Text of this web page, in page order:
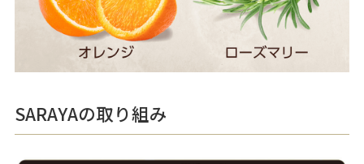
SARAYAの取り組み